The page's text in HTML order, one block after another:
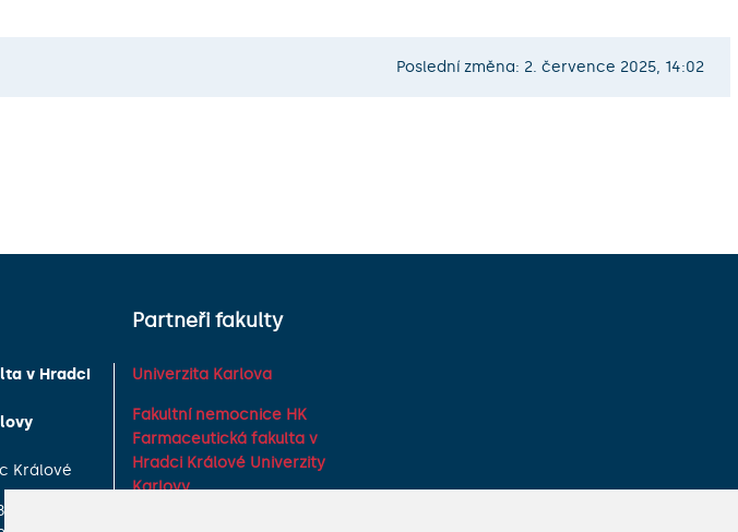
Poslední změna: 2. července 2025, 14:02
v Hradci
Králové
Partneři fakulty
Univerzita Karlova
Fakultní nemocnice HK
Farmaceutická fakulta v
Hradci Králové Univerzity
Karlovy